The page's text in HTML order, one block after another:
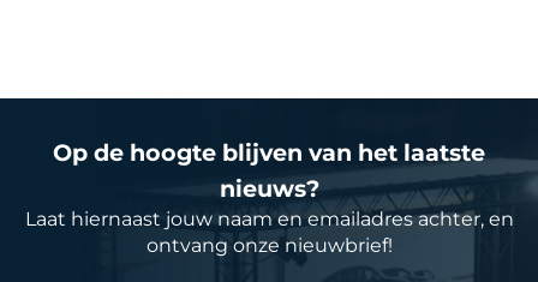
Op de hoogte blijven van het laatste
nieuws?
Laat hiernaast jouw naam en emailadres achter, en
ontvang onze nieuwbrief!